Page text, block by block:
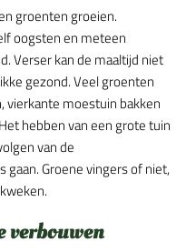
groenten groeien.
oogsten en meteen
Verser kan de maaltijd niet
gezond. Veel groenten
vierkante moestuin bakken
hebben van een grote tuin
van de
gaan. Groene vingers of niet,
verbouwen